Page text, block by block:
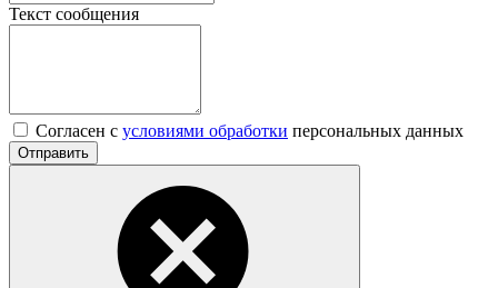
Текст сообщения
Согласен с условиями обработки персональных данных
Отправить